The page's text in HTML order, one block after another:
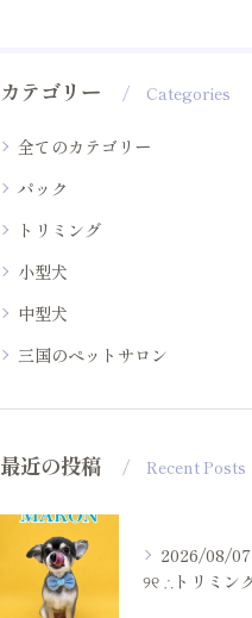
カテゴリー Categories
全てのカテゴリー
パック
トリミング
小型犬
中型犬
三国のペットサロン
最近の投稿 Recent Posts
2026/08/07